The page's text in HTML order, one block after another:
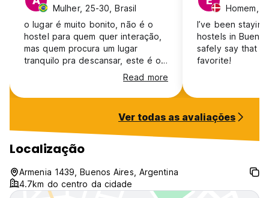
Mulher, 25-30, Brasil
o lugar é muito bonito, não é o
hostel para quem quer interação,
mas quem procura um lugar
tranquilo pra descansar, este é o
lugar. único ponto negativo é que
não tem água quente no chuveiro.
Read more
Homem,
I’ve been
hostels in
safely say that
favorite!
Ver todas as avaliações
Localização
Armenia 1439, Buenos Aires, Argentina
4.7km do centro da cidade